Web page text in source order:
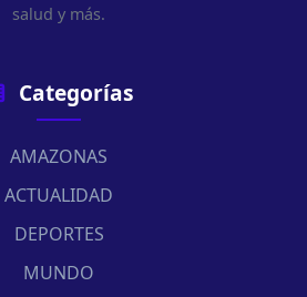
salud y más.
Categorías
AMAZONAS
ACTUALIDAD
DEPORTES
MUNDO